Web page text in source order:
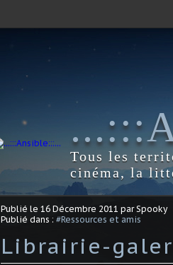
Tous les
cinéma, la
Publié le 16 Décembre 2011 par Spooky
Publié dans : #Ressources et amis
Librairie-